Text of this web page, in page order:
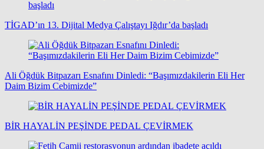
TİGAD’ın 13. Dijital Medya Çalıştayı Iğdır’da başladı
Ali Öğdük Bitpazarı Esnafını Dinledi: “Başımızdakilerin Eli Her
Daim Bizim Cebimizde”
BİR HAYALİN PEŞİNDE PEDAL ÇEVİRMEK